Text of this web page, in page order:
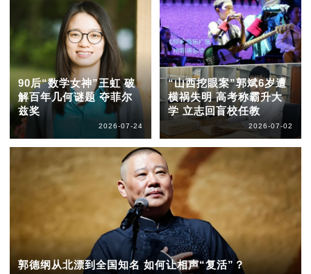
90后“数学女神”王虹 破
解百年几何谜题 夺菲尔
兹奖
2026-07-24
“山西挖眼案”郭斌6岁遭
横祸失明 高考称霸升大
学 立志回盲校任教
2026-07-02
郭德纲从北漂到全国知名 如何让相声“复活”？